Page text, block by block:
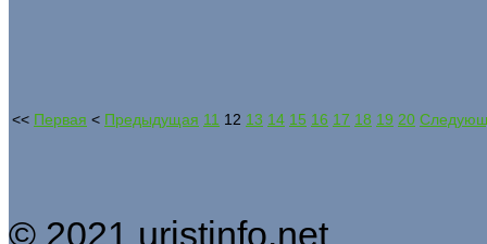
<< Первая < Предыдущая 11 12 13 14 15 16 17 18 19 20
© 2021 uristinfo.net